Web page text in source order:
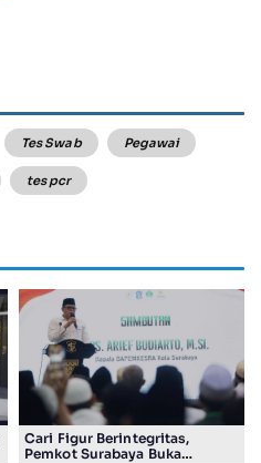
Tes Swab Pegawai
tes pcr
Cari Figur Berintegritas,
Pemkot Surabaya Buka